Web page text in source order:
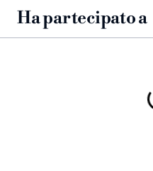
Ha partecipato a